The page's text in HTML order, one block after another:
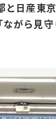
と日産東
がら見